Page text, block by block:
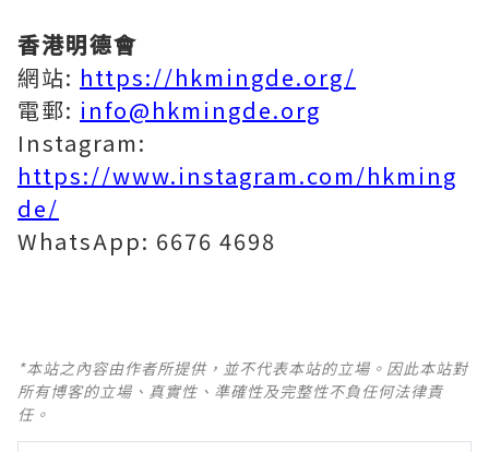
香港明德會
網站: https://hkmingde.org/
電郵: info@hkmingde.org
Instagram:
https://www.instagram.com/hkming
de/
WhatsApp: 6676 4698
*本站之內容由作者所提供，並不代表本站的立場。因此本站對
所有博客的立場、真實性、準確性及完整性不負任何法律責
任。